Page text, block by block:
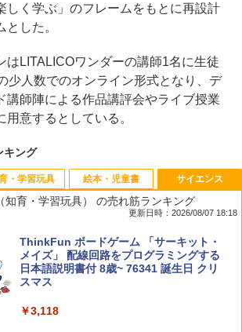
しく学ぶ」のフレームをもとに再設計
とした。
LITALICOワンダーの講師1名に生徒
少人数でのオンライン形式となり、デ
講師陣による作品講評会やライブ授業
意するとしている。
キング
先生のためのGoogle AI完全攻略図鑑
￥-
・学習玩具
Amazon Fire HD 10 キッズモデル (10イ
ンチ) ピンク 対象年齢3歳から 数千点の
キッズコンテンツが1年間使い放題
絵本・児童書
タッチペンで音が聞ける!はじめてずかん
1000 英語つき ([バラエティ])
￥5,478
サイエンス
知育・学習玩具） の売れ筋ランキング
更新日時：2026/08/07 18:18
ThinkFun ボードゲーム 「サーキット・
メイズ」 配線回路をプログラミングする
日本語説明書付 8歳~ 76341 誕生日 クリ
スマス
￥3,118